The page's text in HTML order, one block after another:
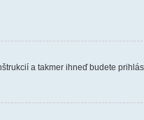
a takmer ihneď budete